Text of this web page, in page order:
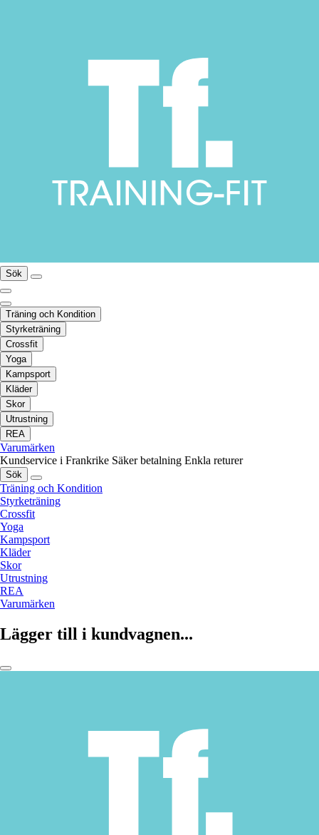
Sök
Träning och Kondition
Styrketräning
Crossfit
Yoga
Kampsport
Kläder
Skor
Utrustning
REA
Varumärken
Kundservice i Frankrike Säker betalning Enkla returer
Sök
Träning och Kondition
Styrketräning
Crossfit
Yoga
Kampsport
Kläder
Skor
Utrustning
REA
Varumärken
Lägger till i kundvagnen...